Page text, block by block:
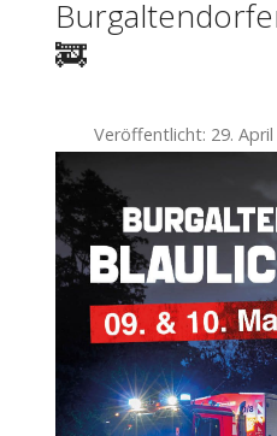
🚒
Veröffentlicht: 29. April